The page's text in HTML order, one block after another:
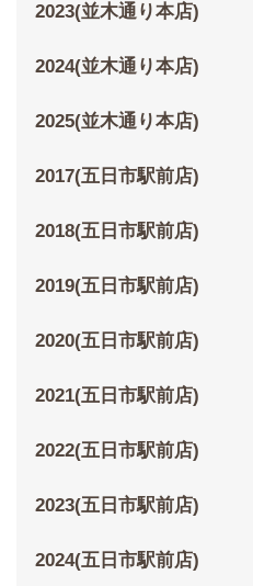
2023(並木通り本店)
2024(並木通り本店)
2025(並木通り本店)
2017(五日市駅前店)
2018(五日市駅前店)
2019(五日市駅前店)
2020(五日市駅前店)
2021(五日市駅前店)
2022(五日市駅前店)
2023(五日市駅前店)
2024(五日市駅前店)